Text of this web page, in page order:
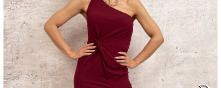
DEKOLT
WEDŁUG KOLORU